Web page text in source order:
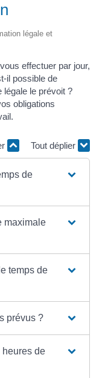
légale et
effectuer par jour,
il possible de
légale le prévoit ?
obligations
Tout déplier
de
maximale
temps de
prévus ?
heures de